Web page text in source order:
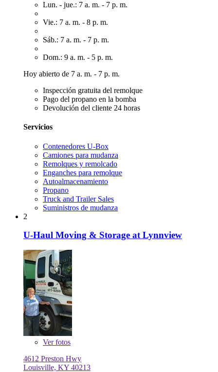
Lun. - jue.: 7 a. m. - 7 p. m.
Vie.: 7 a. m. - 8 p. m.
Sáb.: 7 a. m. - 7 p. m.
Dom.: 9 a. m. - 5 p. m.
Hoy abierto de 7 a. m. - 7 p. m.
Inspección gratuita del remolque
Pago del propano en la bomba
Devolución del cliente 24 horas
Servicios
Contenedores U-Box
Camiones para mudanza
Remolques y remolcado
Enganches para remolque
Autoalmacenamiento
Propano
Truck and Trailer Sales
Suministros de mudanza
2
U-Haul Moving & Storage at Lynnview
Verfotos
4612 Preston Hwy
Louisville, KY 40213